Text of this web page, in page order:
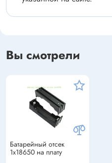
Вы смотрели
Батарейный отсек
1x18650 на плату